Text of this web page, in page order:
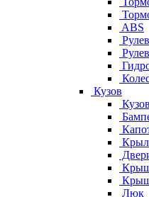
ABS
Кузов
Люк